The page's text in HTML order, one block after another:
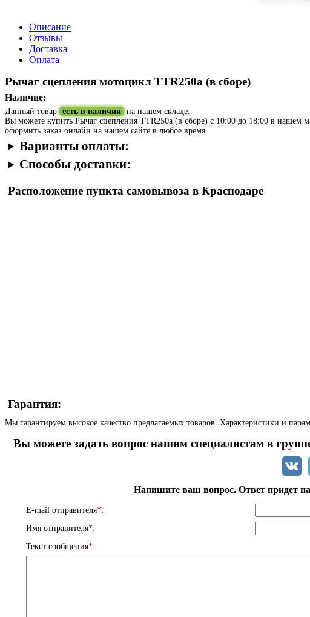
Описание
Отзывы
Доставка
Оплата
Рычаг сцепления мотоцикл TTR250a (в сборе)
Наличие:
Данный товар есть в наличии на нашем складе.
Вы можете купить Рычаг сцепления TTR250a (в сборе) с 10:00 до 18:00 в нашем
оформить заказ онлайн на нашем сайте в любое время.
Варианты оплаты:
Способы доставки:
Расположение пункта самовывоза в Краснодаре
Гарантия:
Мы гарантируем высокое качество предлагаемых товаров. Характеристики и
Вы можете задать вопрос нашим специалистам в
Напишите ваш вопрос. Ответ придет
E-mail отправителя*:
Имя отправителя*:
Текст сообщения*: